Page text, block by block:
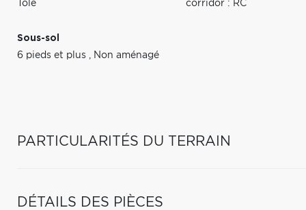
Tôle
corridor : RC
Sous-sol
6 pieds et plus , Non aménagé
PARTICULARITÉS DU TERRAIN
DÉTAILS DES PIÈCES